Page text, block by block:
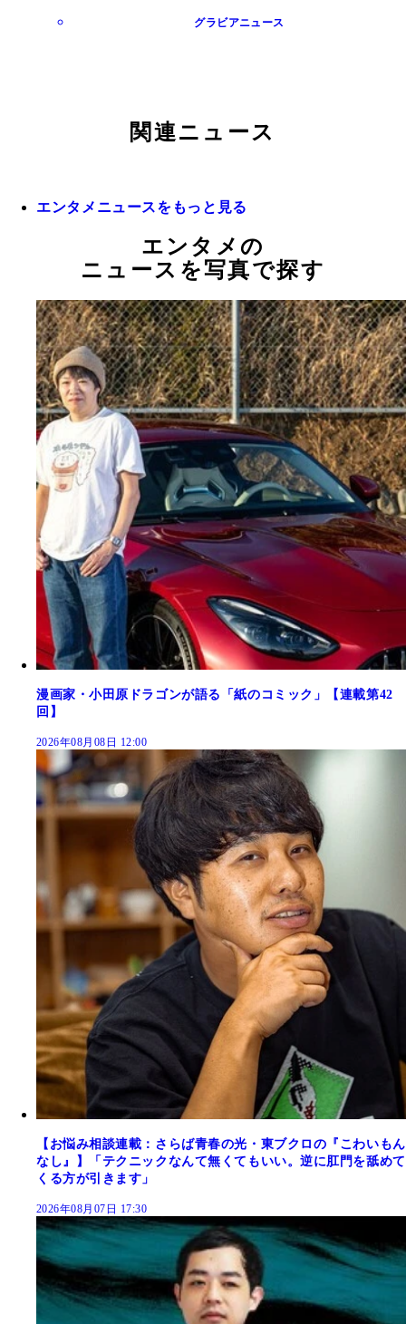
グラビアニュース
関連ニュース
エンタメニュースをもっと見る
エンタメの
ニュースを写真で探す
漫画家・小田原ドラゴンが語る「紙のコミック」【連載第42
回】
2026年08月08日 12:00
【お悩み相談連載：さらば青春の光・東ブクロの『こわいもん
なし』】「テクニックなんて無くてもいい。逆に肛門を舐めて
くる方が引きます」
2026年08月07日 17:30